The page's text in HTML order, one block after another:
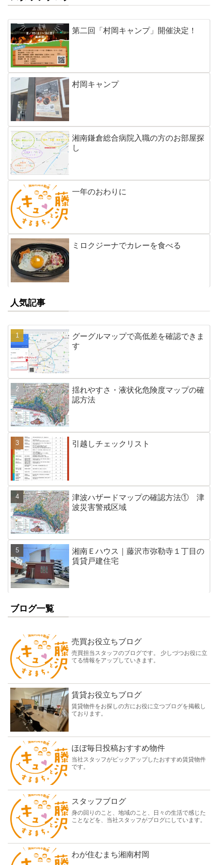
第二回「村岡キャンプ」開催決定！
村岡キャンプ
湘南鎌倉総合病院入職の方のお部屋探
し
一年のおわりに
ミロクジーナでカレーを食べる
人気記事
グーグルマップで高低差を確認できま
す
揺れやすさ・液状化危険度マップの確
認方法
引越しチェックリスト
津波ハザードマップの確認方法① 津
波災害警戒区域
湘南Ｅハウス｜藤沢市弥勒寺１丁目の
賃貸戸建住宅
ブログ一覧
売買お役立ちブログ
売買担当スタッフのブログです。 少しづつお役に立
てる情報をアップしていきます。
賃貸お役立ちブログ
賃貸物件をお探しの方にお役に立つブログを掲載し
ております。
ほぼ毎日投稿おすすめ物件
当社スタッフがピックアップしたおすすめ賃貸物件
です。
スタッフブログ
身の回りのこと、地域のこと、日々の生活で感じた
ことなどを、当社スタッフがブログにしています。
わが住むまち湘南村岡